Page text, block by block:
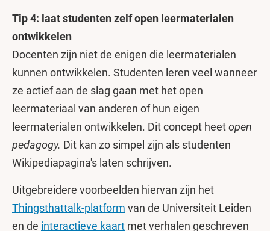
Tip 4: laat studenten zelf open leermaterialen
ontwikkelen
Docenten zijn niet de enigen die leermaterialen
kunnen ontwikkelen. Studenten leren veel wanneer
ze actief aan de slag gaan met het open
leermateriaal van anderen of hun eigen
leermaterialen ontwikkelen. Dit concept heetopen
pedagogy. Dit kan zo simpel zijn als studenten
Wikipediapagina's laten schrijven.
Uitgebreidere voorbeelden hiervan zijn het
Thingsthattalk-platform van de Universiteit Leiden
en de interactieve kaart met verhalen geschreven